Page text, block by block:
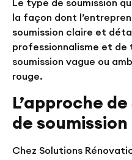
Le type de soumission
la façon dont
soumission claire et
professionnalisme et de
soumission vague ou
rouge.
L’approche
de soumission
Chez Solutions